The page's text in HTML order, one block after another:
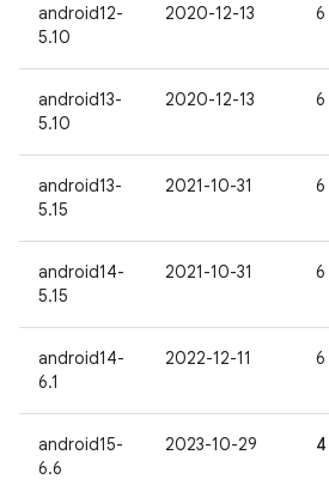
android12-
5.10
2020-12-13 6
android13-
5.10
2020-12-13 6
android13-
5.15
2021-10-31 6
android14-
5.15
2021-10-31 6
android14-
6.1
2022-12-11 6
android15-
6.6
2023-10-29 4